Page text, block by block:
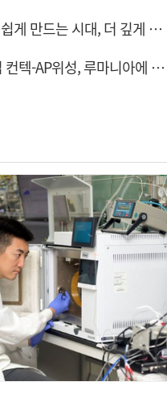
[교단만필] 더 쉽게 만드는 시대, 더 깊게 배우는 교육
인공위성 기업 컨텍-AP위성, 루마니아에 지상국 시스템 전수